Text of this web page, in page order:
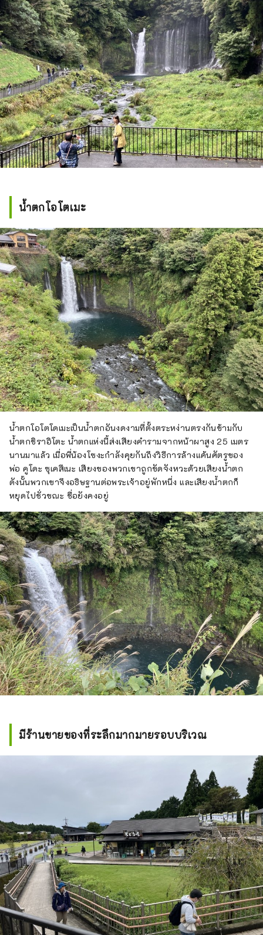
น้ำตกโอโตเมะ
น้ำตกโอโตโดเมะเป็นน้ำตกอันงดงามที่ตั้งตระหง่านตรงกันข้ามกับ
น้ำตกชิราอิโตะ น้ำตกแห่งนี้ส่งเสียงคำรามจากหน้าผาสูง 25 เมตร
นานมาแล้ว เมื่อพี่น้องโซงะกำลังคุยกันถึงวิธีการล้างแค้นศัตรูของ
พ่อ คูโดะ ซุเคสึเนะ เสียงของพวกเขาถูกขัดจังหวะด้วยเสียงน้ำตก
ดังนั้นพวกเขาจึงอธิษฐานต่อพระเจ้าอยู่พักหนึ่ง และเสียงน้ำตกก็
หยุดไปชั่วขณะ ชื่อยังคงอยู่
มีร้านขายของที่ระลึกมากมายรอบบริเวณ